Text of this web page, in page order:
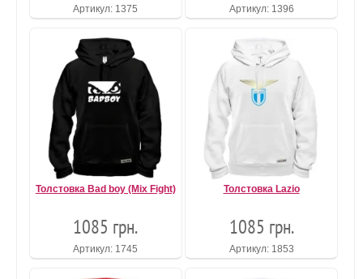
Артикул: 1375 Артикул: 1396
Толстовка Bad boy (Mix Fight)
1085 грн.
Артикул: 1745
Толстовка Lazio
1085 грн.
Артикул: 1853